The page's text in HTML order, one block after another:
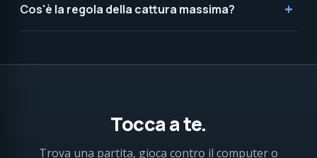
Cos'è la regola della cattura massima?
Tocca a te.
Trova una partita, gioca contro il computer o